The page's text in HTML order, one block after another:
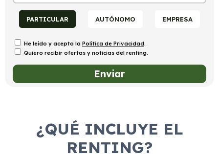
PARTICULAR AUTÓNOMO EMPRESA
He leído y acepto la Política de Privacidad.
Quiero recibir ofertas y noticias del renting.
¿QUÉ INCLUYE EL
RENTING?